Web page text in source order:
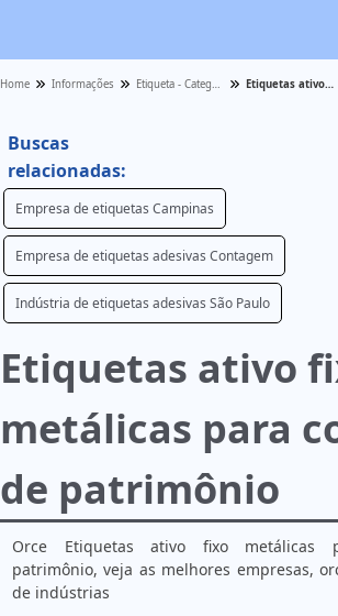
Home Informações Etiqueta - Categoria Etiquetas ativo fixo metálicas para controle de patrimônio
Buscas
relacionadas:
Empresa de etiquetas Campinas
Empresa de etiquetas adesivas Contagem
Indústria de etiquetas adesivas São Paulo
Etiquetas ativo
metálicas para
de patrimônio
Orce Etiquetas ativo fixo metálicas
patrimônio, veja as melhores empresas,
de indústrias